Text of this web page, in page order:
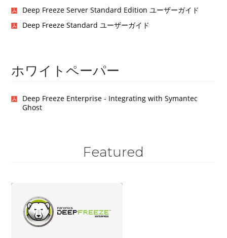
Deep Freeze Server Standard Edition ユーザーガイド
Deep Freeze Standard ユーザーガイド
ホワイトペーパー
Deep Freeze Enterprise - Integrating with Symantec
Ghost
Featured